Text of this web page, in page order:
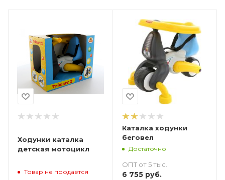
Ходунки каталка
детская мотоцикл
Товар не продается
Каталка ходунки
беговел
Достаточно
ОПТ от 5 тыс.
6 755руб.